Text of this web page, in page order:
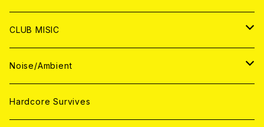
ANALOG
ANALOG
CD
ANALOG
CD
ANALOG
WORLD
CD
ANALOG
JAPAN
CD
ANALOG
WORLD
CD
CLUB MISIC
JAPAN
CD
WORLD
Noise/Ambient
JAPAN
Hardcore Survives